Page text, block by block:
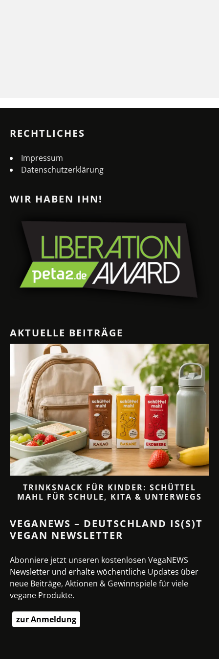
RECHTLICHES
Impressum
Datenschutzerklärung
WIR HABEN IHN!
AKTUELLE BEITRÄGE
TRINKSNACK FÜR KINDER: SCHÜTTEL
MAHL FÜR SCHULE, KITA & UNTERWEGS
VEGANEWS – DEUTSCHLAND IS(S)T
VEGAN NEWSLETTER
Abonniere jetzt unseren kostenlosen VegaNEWS
Newsletter und erhalte wöchentliche Updates über
neue Beiträge, Aktionen & Gewinnspiele für viele
vegane Produkte.
zur Anmeldung